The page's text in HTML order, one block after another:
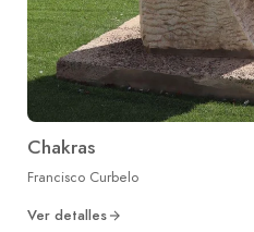
Chakras
Francisco Curbelo
Ver detalles